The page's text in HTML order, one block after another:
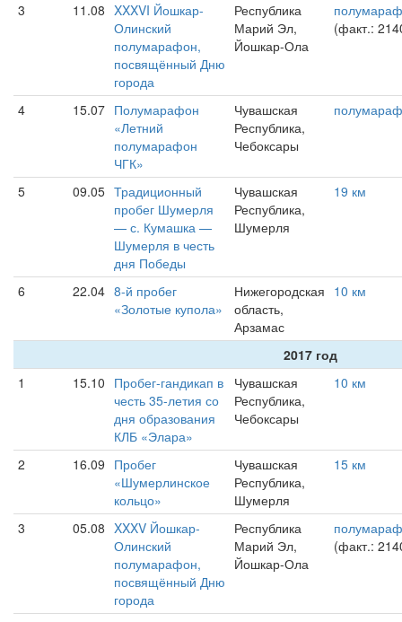
3 11.08 XXXVI Йошкар-
Олинский
полумарафон,
посвящённый Дню
города
Республика
Марий Эл,
Йошкар-Ола
(факт.:
4 15.07 Полумарафон
«Летний
полумарафон
ЧГК»
Чувашская
Республика,
Чебоксары
5 09.05 Традиционный
пробег Шумерля
— с. Кумашка —
Шумерля в честь
дня Победы
Чувашская
Республика,
Шумерля
19 км
6 22.04 8-й пробег
«Золотые купола»
Нижегородская
область,
Арзамас
10 км
2017 год
1
15.10 Пробег-гандикап в
честь 35-летия со
дня образования
КЛБ «Элара»
Чувашская
Республика,
Чебоксары
10 км
2 16.09 Пробег
«Шумерлинское
кольцо»
Чувашская
Республика,
Шумерля
15 км
3 05.08 XXXV Йошкар-
Олинский
полумарафон,
посвящённый Дню
города
Республика
Марий Эл,
Йошкар-Ола
(факт.: